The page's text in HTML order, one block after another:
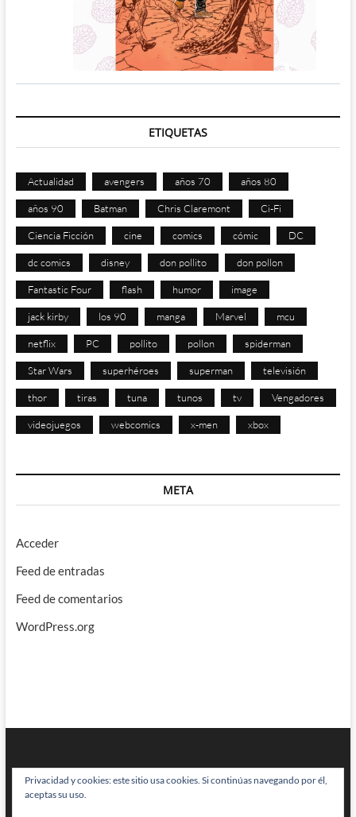
ETIQUETAS
Actualidad avengers años 70 años 80
años 90 Batman Chris Claremont Ci-Fi
Ciencia Ficción cine comics cómic DC
dc comics disney don pollito don pollon
Fantastic Four flash humor image
jack kirby los 90 manga Marvel mcu
netflix PC pollito pollon spiderman
Star Wars superhéroes superman televisión
thor tiras tuna tunos tv Vengadores
videojuegos webcomics x-men xbox
META
Acceder
Feed de entradas
Feed de comentarios
WordPress.org
Privacidad y cookies: este sitio usa cookies. Si continúas navegando por él,
aceptas su uso.